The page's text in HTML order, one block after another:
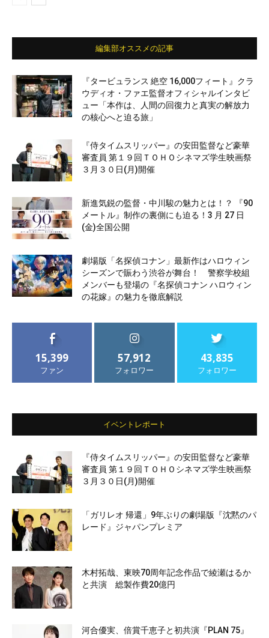
編集部オススメの記事
『タービュランス 絶空 16,000フィート』クラ
ウディオ・ファエ監督オフィシャルインタビ
ュー「本作は、人間の回復力と真実の解放力
の核心へと迫る旅」
『侍タイムスリッパー』の安田監督など豪華
審査員 第１９回ＴＯＨＯシネマズ学生映画祭
３月３０日(月)開催
新進気鋭の監督・中川駿の魅力とは！？ 『90
メートル』制作の裏側にも迫る！3 月 27 日
(金)全国公開
劇場版「名探偵コナン」最新作はハロウィン
シーズンで賑わう渋谷が舞台！ 警察学校組
メンバーも登場の『名探偵コナン ハロウィン
の花嫁』の魅力を徹底解説
15,399
ファン
57,912
フォロワー
43,835
フォロワー
イベントレポート
『侍タイムスリッパー』の安田監督など豪華
審査員 第１９回ＴＯＨＯシネマズ学生映画祭
３月３０日(月)開催
「ガリレオ 帰還」9年ぶりの劇場版『沈黙のパ
レード』ジャパンプレミア
木村拓哉、東映70周年記念作品で綾瀬はるか
と共演 総製作費20億円
河合優実、倍賞千恵子と初共演『PLAN 75』